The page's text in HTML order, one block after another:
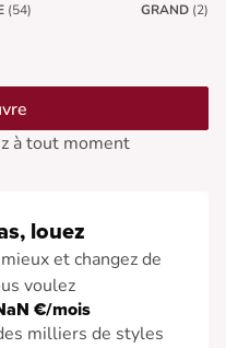
(54) GRAND (2)
à tout moment
louez
et changez de
voulez
€/mois
milliers de styles